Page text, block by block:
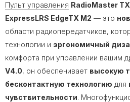
Пульт управления RadioMaster
ExpressLRS EdgeTX M2 — это
области радиопередатчиков,
технологии и эргономичный
комфорта при управлении вашим
V4.0, он обеспечивает высокую
бесконтактную технологию для
чувствительности.